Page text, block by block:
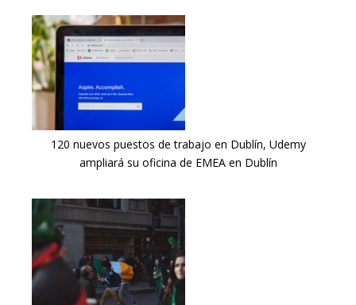
120 nuevos puestos de trabajo en Dublín, Udemy
ampliará su oficina de EMEA en Dublín